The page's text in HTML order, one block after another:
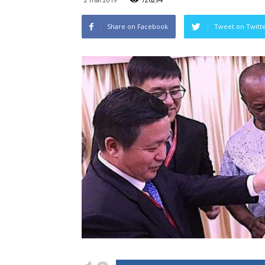
Share on Facebook Tweet on